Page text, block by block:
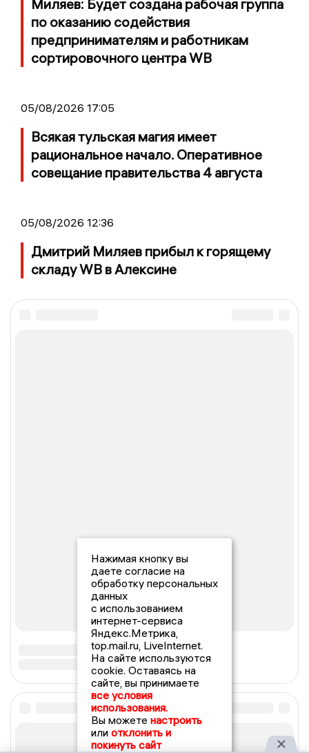
Миляев: Будет создана рабочая группа
по оказанию содействия
предпринимателям и работникам
сортировочного центра WB
05/08/2026 17:05
Всякая тульская магия имеет
рациональное начало. Оперативное
совещание правительства 4 августа
05/08/2026 12:36
Дмитрий Миляев прибыл к горящему
складу WB в Алексине
Нажимая кнопку вы
даете согласие на
обработку персональных
данных
с использованием
интернет-сервиса
Яндекс.Метрика,
top.mail.ru, LiveInternet.
На сайте используются
cookie. Оставаясь на
сайте, вы принимаете
все условия
использования.
Вы можете настроить
или отклонить и
покинуть сайт